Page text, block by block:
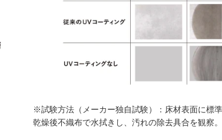
※試験方法（メーカー独自試験）：床材表面に標準
乾燥後不織布で水拭きし、汚れの除去具合を観察。